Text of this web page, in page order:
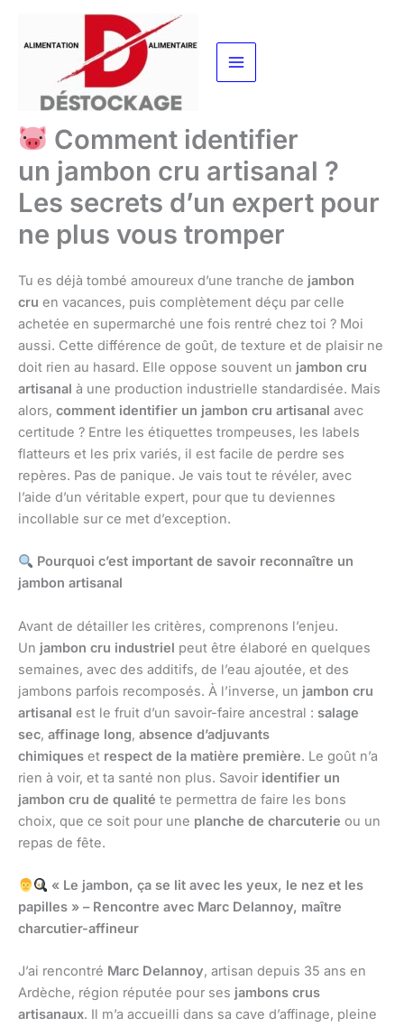
contenu
Comment identifier
un jambon cru artisanal ?
Les secrets d’un expert pour
ne plus vous tromper
Tu es déjà tombé amoureux d’une tranche de jambon
cru en vacances, puis complètement déçu par celle
achetée en supermarché une fois rentré chez toi ? Moi
aussi. Cette différence de goût, de texture et de plaisir ne
doit rien au hasard. Elle oppose souvent un jambon cru
artisanal à une production industrielle standardisée. Mais
alors, comment identifier un jambon cru artisanal avec
certitude ? Entre les étiquettes trompeuses, les labels
flatteurs et les prix variés, il est facile de perdre ses
repères. Pas de panique. Je vais tout te révéler, avec
l’aide d’un véritable expert, pour que tu deviennes
incollable sur ce met d’exception.
Pourquoi c’est important de savoir reconnaître un
jambon artisanal
Avant de détailler les critères, comprenons l’enjeu.
Un jambon cru industriel peut être élaboré en quelques
semaines, avec des additifs, de l’eau ajoutée, et des
jambons parfois recomposés. À l’inverse, un jambon cru
artisanal est le fruit d’un savoir-faire ancestral : salage
sec, affinage long, absence d’adjuvants
chimiques et respect de la matière première. Le goût n’a
rien à voir, et ta santé non plus. Savoir identifier un
jambon cru de qualité te permettra de faire les bons
choix, que ce soit pour une planche de charcuterie ou un
repas de fête.
« Le jambon, ça se lit avec les yeux, le nez et les
papilles » – Rencontre avec Marc Delannoy, maître
charcutier-affineur
J’ai rencontré Marc Delannoy, artisan depuis 35 ans en
Ardèche, région réputée pour ses jambons crus
artisanaux. Il m’a accueilli dans sa cave d’affinage, pleine